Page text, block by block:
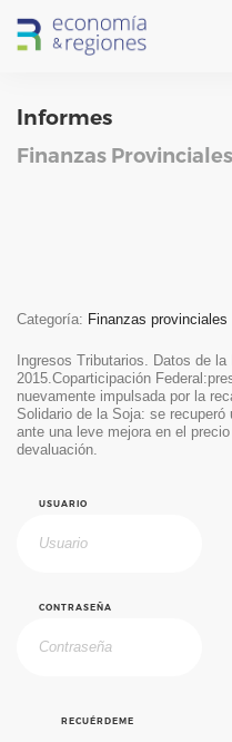
SOBRE E&R
Informes
Finanzas
Categoría: Finanzas provinciales
Ingresos Tributarios. Datos de
2015.Coparticipación
nuevamente impulsada por la
Solidario de la Soja: se
ante una leve mejora en el
devaluación.
USUARIO
CONTRASEÑA
RECUÉRDEME